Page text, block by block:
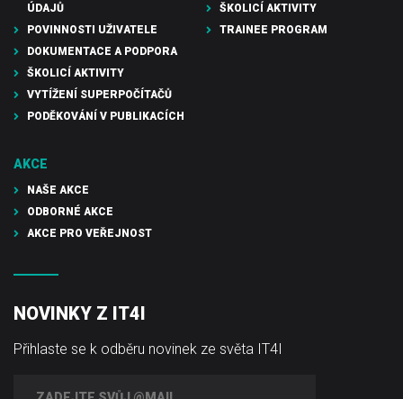
ÚDAJŮ
POVINNOSTI UŽIVATELE
DOKUMENTACE A PODPORA
ŠKOLICÍ AKTIVITY
VYTÍŽENÍ SUPERPOČÍTAČŮ
PODĚKOVÁNÍ V PUBLIKACÍCH
ŠKOLICÍ AKTIVITY
TRAINEE PROGRAM
AKCE
NAŠE AKCE
ODBORNÉ AKCE
AKCE PRO VEŘEJNOST
NOVINKY Z IT4I
Přihlaste se k odběru novinek ze světa IT4I